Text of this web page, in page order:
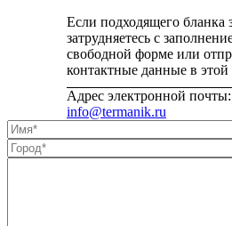
Если подходящего бланка
затрудняетесь с
свободной форме или
контактные данные в
Адрес электронной почты:
info@termanik.ru
Alternative: